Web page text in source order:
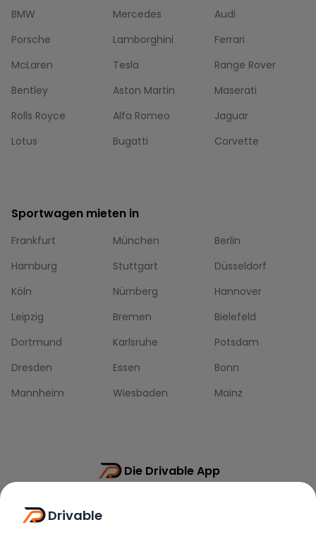
BMW Mercedes
Audi
Porsche
Lamborghini
Ferrari
McLaren
Tesla
Range Rover
Bentley
Aston Martin
Maserati
Rolls Royce
Alfa Romeo
Jaguar
Lotus
Bugatti Corvette
Sportwagen mieten in
Frankfurt München
Berlin
Hamburg
Stuttgart
Düsseldorf
Köln
Nürnberg
Hannover
Leipzig
Bremen
Bielefeld
Dortmund
Karlsruhe
Potsdam
Dresden
Essen
Bonn
Mannheim
Wiesbaden Mainz
Die Drivable App
Drivable